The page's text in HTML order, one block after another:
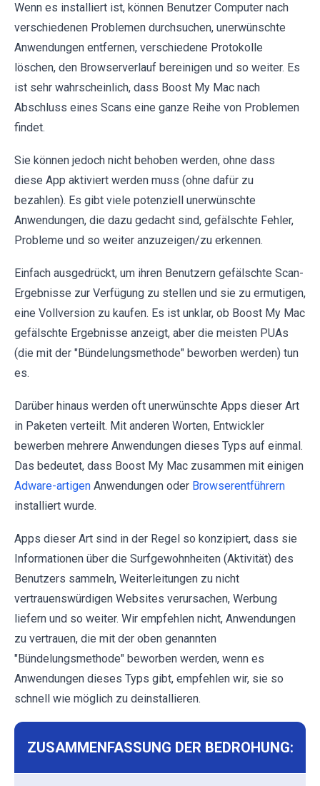
Wenn es installiert ist, können Benutzer Computer nach
verschiedenen Problemen durchsuchen, unerwünschte
Anwendungen entfernen, verschiedene Protokolle
löschen, den Browserverlauf bereinigen und so weiter. Es
ist sehr wahrscheinlich, dass Boost My Mac nach
Abschluss eines Scans eine ganze Reihe von Problemen
findet.
Sie können jedoch nicht behoben werden, ohne dass
diese App aktiviert werden muss (ohne dafür zu
bezahlen). Es gibt viele potenziell unerwünschte
Anwendungen, die dazu gedacht sind, gefälschte Fehler,
Probleme und so weiter anzuzeigen/zu erkennen.
Einfach ausgedrückt, um ihren Benutzern gefälschte Scan-
Ergebnisse zur Verfügung zu stellen und sie zu ermutigen,
eine Vollversion zu kaufen. Es ist unklar, ob Boost My Mac
gefälschte Ergebnisse anzeigt, aber die meisten PUAs
(die mit der "Bündelungsmethode" beworben werden) tun
es.
Darüber hinaus werden oft unerwünschte Apps dieser Art
in Paketen verteilt. Mit anderen Worten, Entwickler
bewerben mehrere Anwendungen dieses Typs auf einmal.
Das bedeutet, dass Boost My Mac zusammen mit einigen
Adware-artigen Anwendungen oder Browserentführern
installiert wurde.
Apps dieser Art sind in der Regel so konzipiert, dass sie
Informationen über die Surfgewohnheiten (Aktivität) des
Benutzers sammeln, Weiterleitungen zu nicht
vertrauenswürdigen Websites verursachen, Werbung
liefern und so weiter. Wir empfehlen nicht, Anwendungen
zu vertrauen, die mit der oben genannten
"Bündelungsmethode" beworben werden, wenn es
Anwendungen dieses Typs gibt, empfehlen wir, sie so
schnell wie möglich zu deinstallieren.
ZUSAMMENFASSUNG DER BEDROHUNG: